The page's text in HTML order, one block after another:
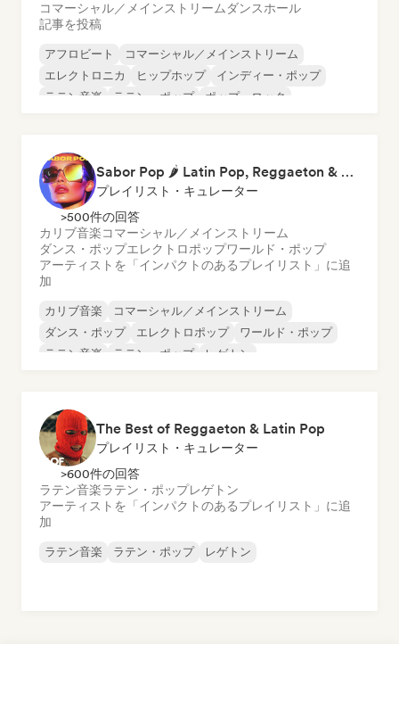
コマーシャル／メインストリーム ダンスホール
記事を投稿
アフロビート
コマーシャル／メインストリーム
エレクトロニカ
ヒップホップ
インディー・ポップ
ラテン音楽
ラテン・ポップ ポップ・ロック
Sabor Pop 🌶️ Latin Pop, Reggaeton & Latin Club Hits
プレイリスト・キュレーター
>500件の回答
カリブ音楽コマーシャル／メインストリーム
ダンス・ポップエレクトロポップワールド・ポップ
アーティストを「インパクトのあるプレイリスト」に追
加
カリブ音楽
コマーシャル／メインストリーム
ダンス・ポップ
エレクトロポップ
ワールド・ポップ
ラテン音楽
ラテン・ポップ レゲトン
The Best of Reggaeton & Latin Pop
プレイリスト・キュレーター
>600件の回答
ラテン音楽ラテン・ポップレゲトン
アーティストを「インパクトのあるプレイリスト」に追
加
ラテン音楽 ラテン・ポップ レゲトン